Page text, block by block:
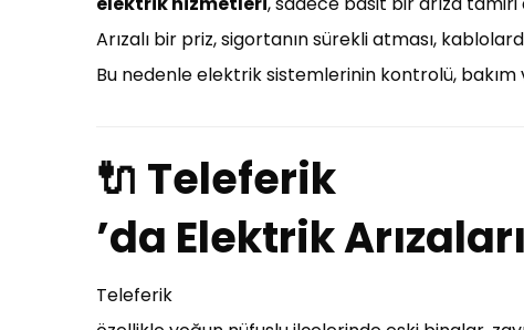
Arızalı bir priz, sigortanın sürekli atması,
Bu nedenle elektrik sistemlerinin kontrolü, bakım
🔌 Teleferik
’da Elektrik
Teleferik